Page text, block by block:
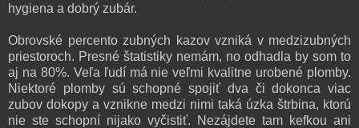
hygiena a dobrý zubár.
Obrovské percento zubných kazov vzniká v medzizubných
priestoroch. Presné štatistiky nemám, no odhadla by som to
aj na 80%. Veľa ľudí má nie veľmi kvalitne urobené plomby.
Niektoré plomby sú schopné spojiť dva či dokonca viac
zubov dokopy a vznikne medzi nimi taká úzka štrbina, ktorú
nie ste schopní nijako vyčistiť. Nezájdete tam kefkou ani